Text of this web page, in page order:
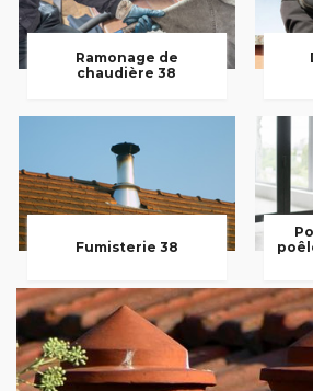
Ramonage de
chaudière 38
Fumisterie 38